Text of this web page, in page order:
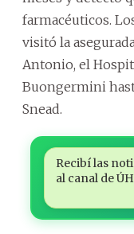
farmacéuticos.
visitó la
Antonio, el
Buongermini
Snead.
Recibí las
al canal de